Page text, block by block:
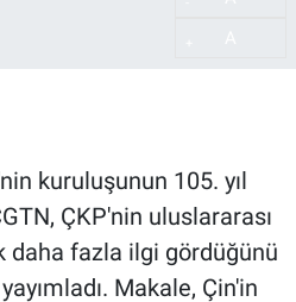
kuruluşunun 105. yıl
ÇKP'nin uluslararası
daha fazla ilgi gördüğünü
Makale, Çin'in